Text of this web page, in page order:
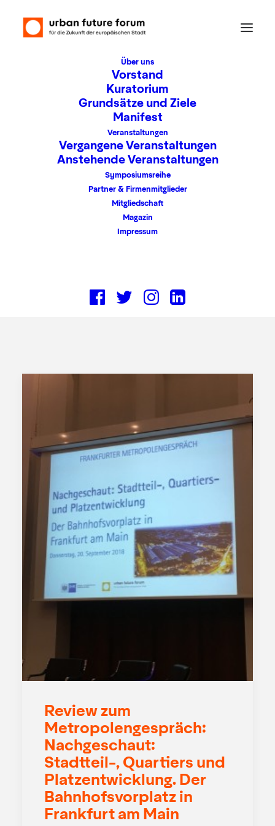
Über uns
Vorstand
Kuratorium
Grundsätze und Ziele
Manifest
Veranstaltungen
Vergangene Veranstaltungen
Anstehende Veranstaltungen
Symposiumsreihe
Partner & Firmenmitglieder
Mitgliedschaft
Magazin
Impressum
Bahnhof
Review zum
Metropolengespräch:
Nachgeschaut:
Stadtteil-, Quartiers und
Platzentwicklung. Der
Bahnhofsvorplatz in
Frankfurt am Main